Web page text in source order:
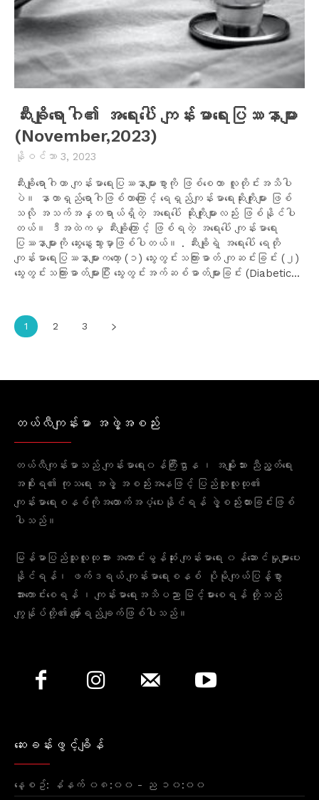
ဆီးချိုရောဂါ၏ အရေးပေါ် ကျန်းမာရေးပြဿနာများ
(November,2023)
နိုဝင်ဘာ 3, 2023
ဆီးချိုရောဂါဟာ ကျန်းမာရေးပြဿနာများစွာကို ဖြစ်စေတာ လူတိုင်းအသိပါ
ပဲ။ နာတာရှည်ရောဂါဖြစ်တာကြောင့် ရေရှည်ကျန်းမာရေးဆိုးကျိုးများ ဖြစ်
သလို အသက်အန္တရာယ်ရှိတဲ့ အရေးပေါ် ဆိုးကျိုးများလည်း ဖြစ်နိုင်ပါ
တယ်။ ဒီအထဲကမှ ဆီးချိုကြောင့် ဖြစ်ရတဲ့ အရေးပေါ် ကျန်းမာရေး
ပြဿနာများကို ဆွေးနွေးသွားမှာဖြစ်ပါတယ်။ . ‌ဆီးချိုရဲ့ အရေးပေါ် ရေတို
ကျန်းမာရေးပြဿနာများကတော့ (၁) သွေးတွင်းသကြားဓာတ် ကျဆင်းခြင်း (၂)
သွေးတွင်းသကြားဓာတ်များပြီး သွေးတွင်းအက်ဆစ်ဓာတ်များခြင်း (Diabetic...
1 2 3
တယ်လီကျန်းမာ အဖွဲ့အစည်း
တယ်လီကျန်းမာသည် ကျန်းမာရေး၀န်ကြီးဌာန ၊ အမျိုးသား ညီညွတ်ရေး
အစိုးရ၏ ကုသရေး အဖွဲ့ အစည်းအနေဖြင့် ပြည်သူလူထု၏
ကျန်းမာရေးစနစ်ကိုအထောက်အပံ့ပေးနိုင်ရန် ဖွဲ့စည်းထားခြင်းဖြစ်
ပါသည်။
မြန်မာပြည်သူလူထုအား အကောင်းမွန်ဆုံး ကျန်းမာရေး ၀န်ဆောင်မှုများပေး
နိုင်ရန်၊ ဖက်ဒရယ် ကျန်းမာရေးစနစ် ပိုမိုကျယ်ပြန့်စွာ
အားကောင်းစေရန် ၊ ကျန်းမာရေးအသိပညာ မြင့်မားစေရန် တို့သည်
ကျွန်ုပ်တို့၏ မျှော်ရည်ချက်ဖြစ်ပါသည်။
ဆေးခန်းဖွင့်ချိန်
နေ့စဥ်: နံနက် ၀၈:၀၀ - ည ၁၀:၀၀